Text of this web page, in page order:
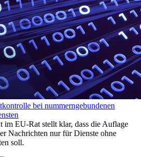
bei nummerngebundenen
im EU-Rat stellt klar, dass die Auflage
Nachrichten nur für Dienste ohne
soll.